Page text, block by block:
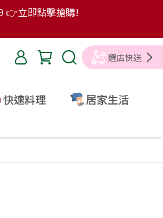
👉立即點擊搶購!
選店快送
快速料理
居家生活